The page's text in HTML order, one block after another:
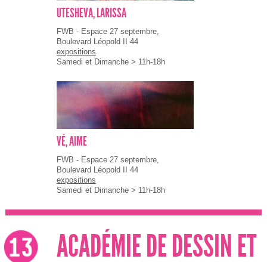
UTESHEVA, LARISSA
FWB - Espace 27 septembre,
Boulevard Léopold II 44
expositions
Samedi et Dimanche > 11h-18h
VÉ, AIME
FWB - Espace 27 septembre,
Boulevard Léopold II 44
expositions
Samedi et Dimanche > 11h-18h
ACADÉMIE DE DESSIN ET